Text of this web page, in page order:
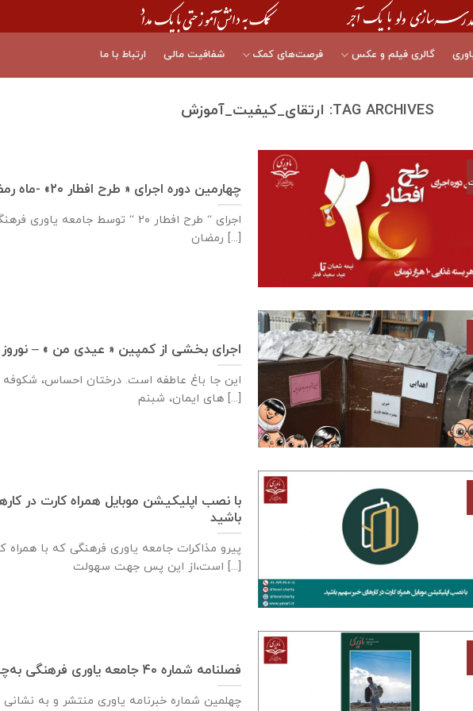
گالری فیلم و عکس فرصت‌های کمک شفافیت مالی ارتباط با ما
TAG ARCHIVES: ارتقای_کیفیت_آموزش
چهارمین دوره اجرای « طرح افطار ۲۰» -ماه رمضان ۱۳۹۷
رمضان [...]
اجرای بخشی از کمپین « عیدی من » – نوروز
این جا باغ عاطفه است. درختان احساس، شکوفه
های ایمان، شبنم [...]
با نصب اپلیکیشن موبایل همراه کارت در
باشید
پیرو مذاکرات جامعه ياوری فرهنگی که با همراه
است،از این پس جهت سهولت [...]
فصلنامه شماره ۴۰ جامعه یاوری فرهنگی به‌چاپ رسید
چهلمین شماره خبرنامه یاوری منتشر و به